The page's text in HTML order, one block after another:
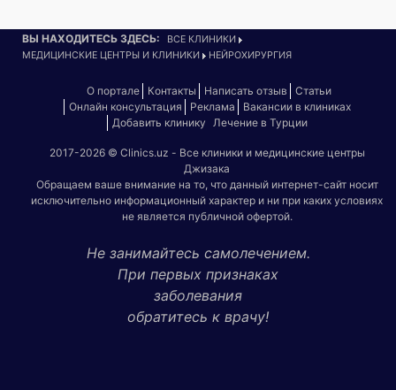
ВЫ НАХОДИТЕСЬ ЗДЕСЬ:
ВСЕ КЛИНИКИ
МЕДИЦИНСКИЕ ЦЕНТРЫ И КЛИНИКИ
НЕЙРОХИРУРГИЯ
О портале Контакты Написать отзыв
Статьи
Онлайн консультация
Реклама
Вакансии в клиниках
Добавить клинику Лечение в Турции
2017-2026 © Clinics.uz - Все клиники и медицинские центры
Джизака
Обращаем ваше внимание на то, что данный интернет-сайт носит
исключительно информационный характер и ни при каких условиях
не является публичной офертой.
Не занимайтесь самолечением.
При первых признаках
заболевания
обратитесь к врачу!